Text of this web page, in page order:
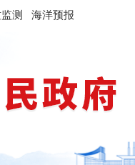
测 海洋预报